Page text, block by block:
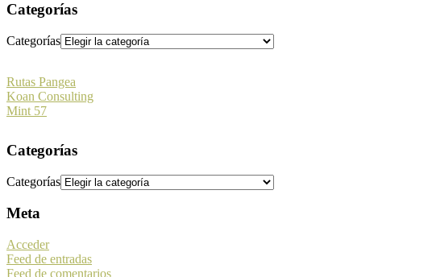
Categorías
Categorías
Rutas Pangea
Koan Consulting
Mint 57
Categorías
Categorías
Meta
Acceder
Feed de entradas
Feed de comentarios